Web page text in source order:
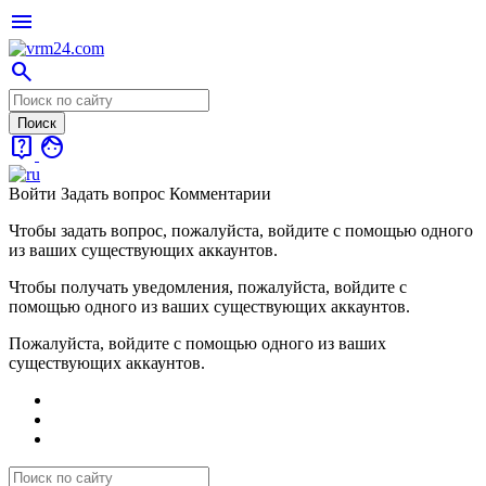
menu
search
live_help face
Войти Задать вопрос Комментарии
Чтобы задать вопрос, пожалуйста, войдите с помощью одного
из ваших существующих аккаунтов.
Чтобы получать уведомления, пожалуйста, войдите с
помощью одного из ваших существующих аккаунтов.
Пожалуйста, войдите с помощью одного из ваших
существующих аккаунтов.